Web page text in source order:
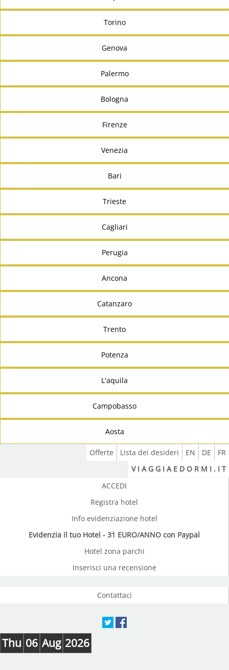
Torino
Genova
Palermo
Bologna
Firenze
Venezia
Bari
Trieste
Cagliari
Perugia
Ancona
Catanzaro
Trento
Potenza
L'aquila
Campobasso
Aosta
FR
DE
EN
Lista dei desideri
Offerte
V I A G G I A E D O R M I . I T
ACCEDI
Registra hotel
Info evidenziazione hotel
Evidenzia il tuo Hotel - 31 EURO/ANNO con Paypal
Hotel zona parchi
Inserisci una recensione
Contattaci
Thu 06 Aug 2026